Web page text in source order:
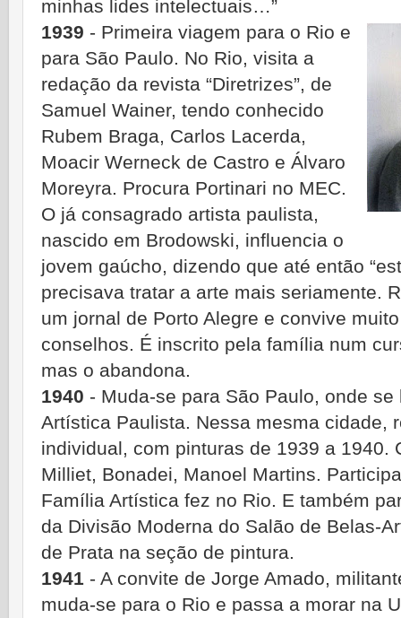
minhas lides intelectuais…”
1939 - Primeira viagem para o Rio e
para São Paulo. No Rio, visita a
redação da revista “Diretrizes”, de
Samuel Wainer, tendo conhecido
Rubem Braga, Carlos Lacerda,
Moacir Werneck de Castro e Álvaro
Moreyra. Procura Portinari no MEC.
O já consagrado artista paulista,
nascido em Brodowski, influencia o
jovem gaúcho, dizendo que até então
precisava tratar a arte mais seriamente.
um jornal de Porto Alegre e convive
conselhos. É inscrito pela família num
mas o abandona.
1940 - Muda-se para São Paulo, onde
Artística Paulista. Nessa mesma cidade,
individual, com pinturas de 1939 a 1940.
Milliet, Bonadei, Manoel Martins.
Família Artística fez no Rio. E também
da Divisão Moderna do Salão de Belas-
de Prata na seção de pintura.
1941 - A convite de Jorge Amado,
muda-se para o Rio e passa a morar na